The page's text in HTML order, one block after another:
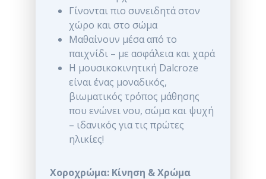
Γίνονται πιο συνειδητά στον
χώρο και στο σώμα
Μαθαίνουν μέσα από το
παιχνίδι – με ασφάλεια και χαρά
Η μουσικοκινητική Dalcroze
είναι ένας μοναδικός,
βιωματικός τρόπος μάθησης
που ενώνει νου, σώμα και ψυχή
– ιδανικός για τις πρώτες
ηλικίες!
Χοροχρώμα: Κίνηση & Χρώμα